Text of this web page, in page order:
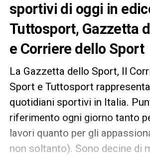
sportivi di oggi in
Tuttosport, Gazzetta
e Corriere dello Sport
La Gazzetta dello Sport, Il
Sport e Tuttosport
quotidiani sportivi in Italia.
riferimento ogni giorno tanto
lavori quanto per gli
non soltanto). Sono decine di